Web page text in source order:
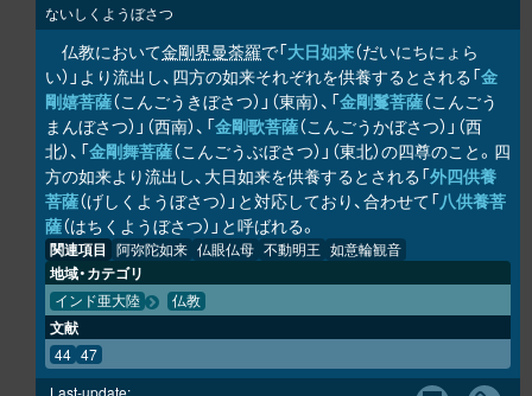
ないしくようぼさつ
仏教において金剛界曼荼羅で「大日如来（だいにちにょら
い）」より流出し、四方の如来それぞれを供養するとされる「金
剛嬉菩薩（こんごうきぼさつ）」（東南）、「金剛鬘菩薩（こんごう
まんぼさつ）」（西南）、「金剛歌菩薩（こんごうかぼさつ）」（西
北）、「金剛舞菩薩（こんごうぶぼさつ）」（東北）の四尊のこと。四
方の如来より流出し、大日如来を供養するとされる「外四供養
菩薩（げしくようぼさつ）」と対応しており、合わせて「八供養菩
薩（はちくようぼさつ）」と呼ばれる。
関連項目 阿弥陀如来 仏眼仏母 不動明王 如意輪観音
地域・カテゴリ
インド亜大陸 仏教
文献
44 47
Last-update: